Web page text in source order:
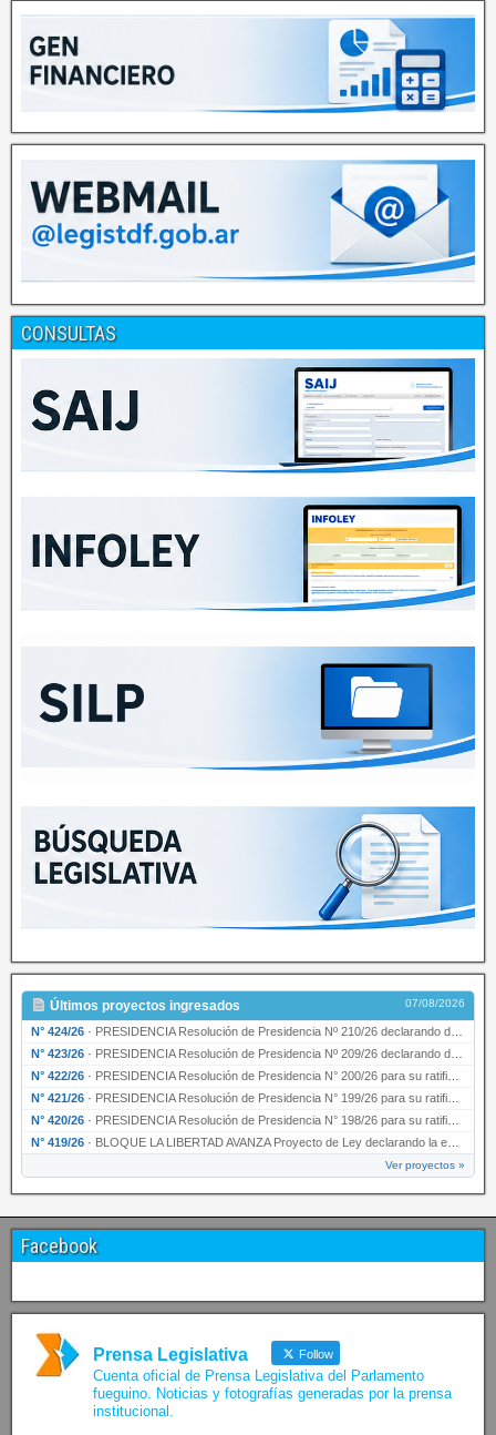
CONSULTAS
Últimos proyectos ingresados 07/08/2026
N° 424/26 · PRESIDENCIA Resolución de Presidencia Nº 210/26 declarando de interés provincial el proyec…
N° 423/26 · PRESIDENCIA Resolución de Presidencia Nº 209/26 declarando de interés provincial la presen…
N° 422/26 · PRESIDENCIA Resolución de Presidencia N° 200/26 para su ratificación.
N° 421/26 · PRESIDENCIA Resolución de Presidencia N° 199/26 para su ratificación.
N° 420/26 · PRESIDENCIA Resolución de Presidencia N° 198/26 para su ratificación.
N° 419/26 · BLOQUE LA LIBERTAD AVANZA Proyecto de Ley declarando la esencialidad del servicio educativ…
Ver proyectos »
Facebook
Prensa Legislativa Follow
Cuenta oficial de Prensa Legislativa del Parlamento
fueguino. Noticias y fotografías generadas por la prensa
institucional.